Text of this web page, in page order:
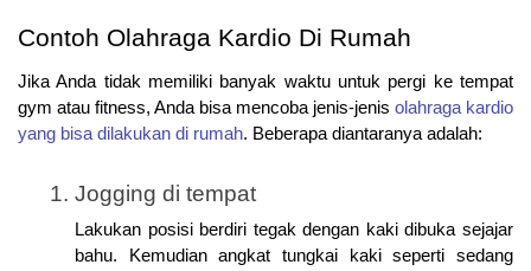
Contoh Olahraga Kardio Di Rumah
Jika Anda tidak memiliki banyak waktu untuk pergi ke tempat
gym atau fitness, Anda bisa mencoba jenis-jenis olahraga kardio
yang bisa dilakukan di rumah. Beberapa diantaranya adalah:
Jogging di tempat
Lakukan posisi berdiri tegak dengan kaki dibuka sejajar
bahu. Kemudian angkat tungkai kaki seperti sedang